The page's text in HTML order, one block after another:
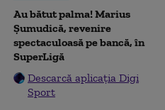
Au bătut palma! Marius
Șumudică, revenire
spectaculoasă pe bancă, în
SuperLigă
Descarcă aplicația Digi
Sport